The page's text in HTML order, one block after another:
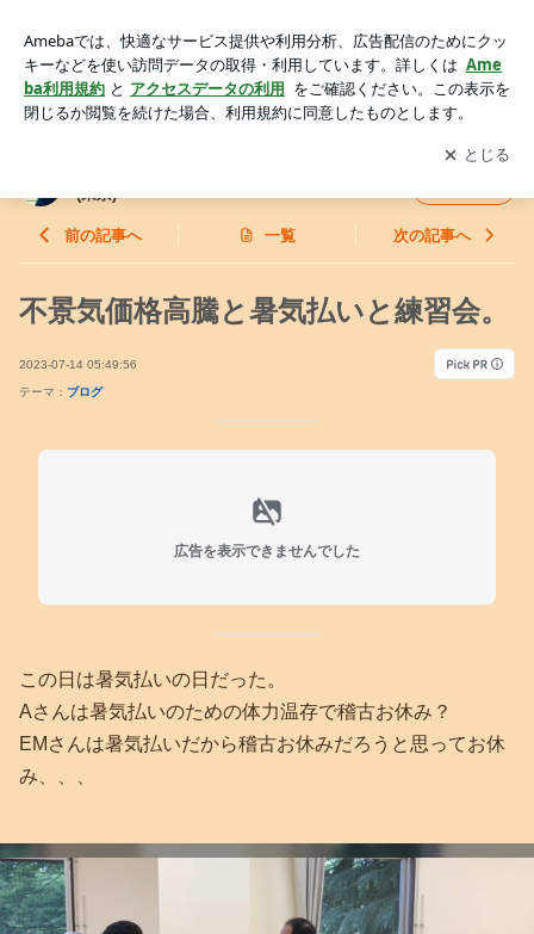
武術 掌友会のブログ (東京)
アプリをダウンロードして ブログの更新通知
を受け取りまし
ょう。
開く
(東京)
前の記事へ 一覧 次の記事へ
不景気価格高騰と暑気払いと練習会。
2023-07-14 05:49:56
テーマ： ブログ
広告を表示できませんでした
この日は暑気払いの日だった。
Aさんは暑気払いのための体力温存で稽古お休み？
EMさんは暑気払いだから稽古お休みだろうと思ってお休
み、、、